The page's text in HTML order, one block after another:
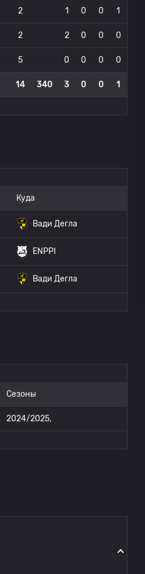
2 1 0 0 1
2 2 0 0 0
5 0 0 0 0
14 340 3 0 0 1
Куда
Вади Дегла
ENPPI
Вади Дегла
Сезоны
2024/2025,